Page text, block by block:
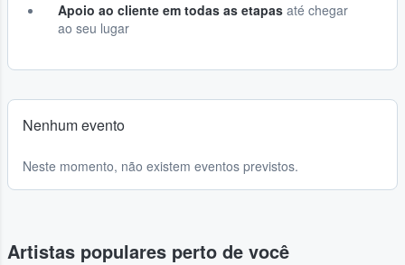
Apoio ao cliente em todas as etapas até chegar
ao seu lugar
Nenhum evento
Neste momento, não existem eventos previstos.
Artistas populares perto de você